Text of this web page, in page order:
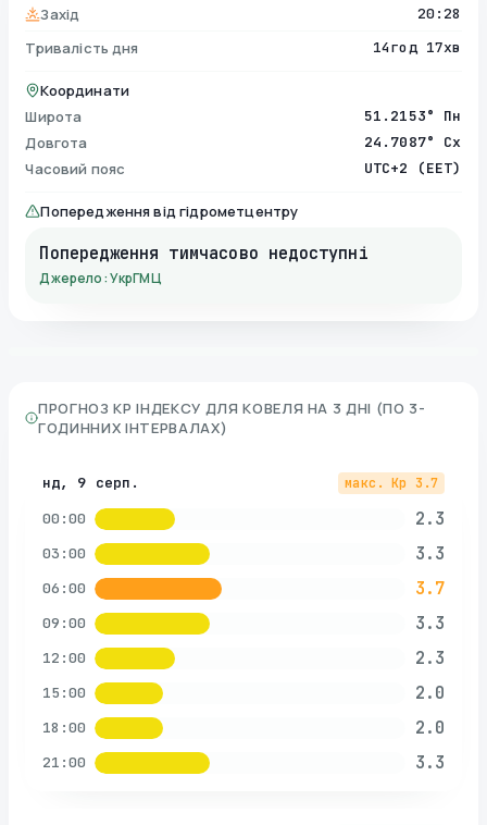
Захід 20:28
Тривалість дня 14год 17хв
Координати
Широта
51.2153° Пн
Довгота 24.7087° Сх
Часовий пояс UTC+2 (EET)
Попередження від гідрометцентру
Попередження тимчасово недоступні
Джерело: УкрГМЦ
ПРОГНОЗ KP ІНДЕКСУ ДЛЯ КОВЕЛЯ НА 3 ДНІ (ПО 3-
ГОДИННИХ ІНТЕРВАЛАХ)
нд, 9 серп. макс. Kp 3.7
00:00 2.3
03:00 3.3
06:00 3.7
09:00 3.3
12:00 2.3
15:00 2.0
18:00 2.0
21:00 3.3